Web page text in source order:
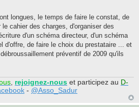
longues, le temps de faire le constat, de
cahier des charges, d'organiser des
d'un schéma directeur, d'un schéma
d'offre, de faire le choix du prestataire ... et
préventif de 2009 qu'ils
, rejoignez-nous et participez au D-
- @Asso_Sadur